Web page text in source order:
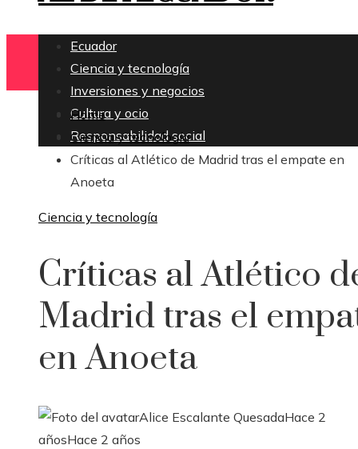
Ecuador
Ciencia y tecnología
Inversiones y negocios
Cultura y ocio
Responsabilidad social
Home
Ciencia y tecnología
Críticas al Atlético de Madrid tras el empate en
Anoeta
Ciencia y tecnología
Críticas al Atlético
Madrid tras el
en Anoeta
Alice Escalante QuesadaHace 2
añosHace 2 años